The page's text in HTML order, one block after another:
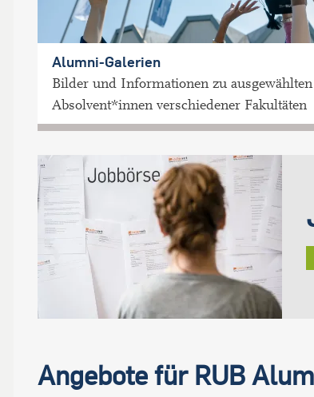
Alumni-Galerien
Bilder und Informationen zu ausgewählten
Absolvent*innen verschiedener Fakultäten
Angebote für RUB